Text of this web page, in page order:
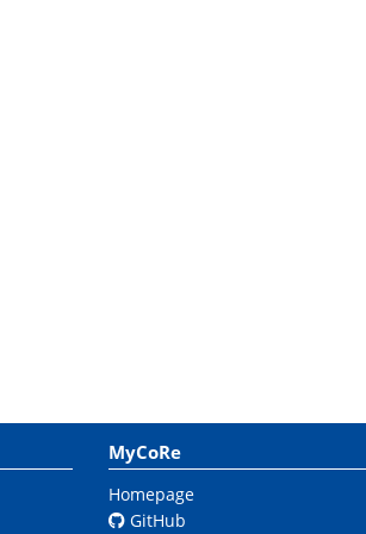
MyCoRe
Homepage
GitHub